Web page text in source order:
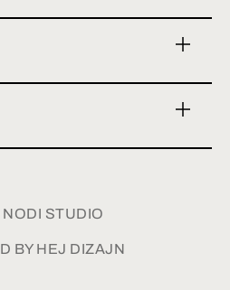
STUDIO
BY HEJ DIZAJN